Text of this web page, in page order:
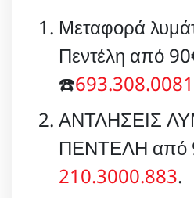
Μεταφορά
Πεντέλη από
☎️693.308.0081
ΑΝΤΛΗΣΕΙΣ
ΠΕΝΤΕΛΗ από
210.3000.883.